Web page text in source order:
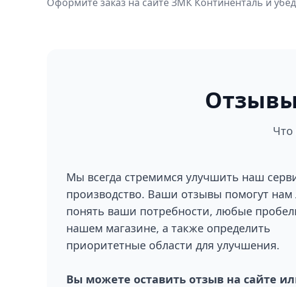
Что
Мы всегда стремимся улучшить наш
производство. Ваши отзывы помогут
понять ваши потребности, любые
нашем магазине, а также определить
приоритетные области для улучшения.
Вы можете оставить отзыв на сайте